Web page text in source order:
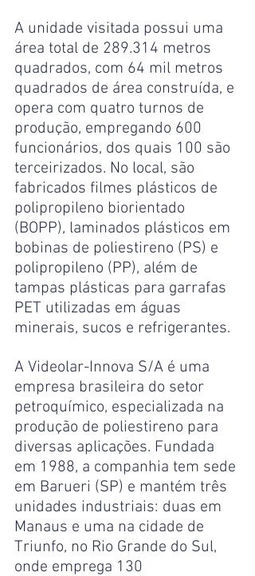
A unidade visitada possui uma
área total de 289.314 metros
quadrados, com 64 mil metros
quadrados de área construída, e
opera com quatro turnos de
produção, empregando 600
funcionários, dos quais 100 são
terceirizados. No local, são
fabricados filmes plásticos de
polipropileno biorientado
(BOPP), laminados plásticos em
bobinas de poliestireno (PS) e
polipropileno (PP), além de
tampas plásticas para garrafas
PET utilizadas em águas
minerais, sucos e refrigerantes.
A Videolar-Innova S/A é uma
empresa brasileira do setor
petroquímico, especializada na
produção de poliestireno para
diversas aplicações. Fundada
em 1988, a companhia tem sede
em Barueri (SP) e mantém três
unidades industriais: duas em
Manaus e uma na cidade de
Triunfo, no Rio Grande do Sul,
onde emprega 130